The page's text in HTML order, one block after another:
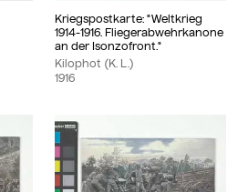
Kriegspostkarte: "Weltkrieg
1914-1916. Fliegerabwehrkanone
an der Isonzofront."
Kilophot (K. L.)
1916